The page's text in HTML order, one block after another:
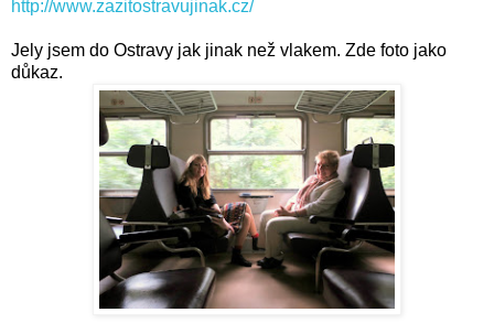
http://www.zazitostravujinak.cz/
Jely jsem do Ostravy jak jinak než vlakem. Zde foto jako
důkaz.